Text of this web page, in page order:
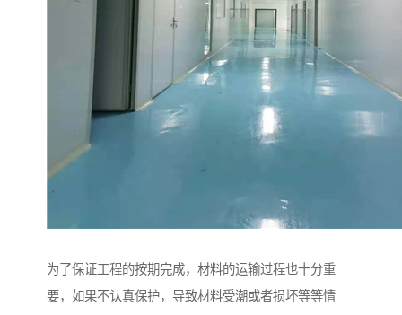
为了保证工程的按期完成，材料的运输过程也十分重
要，如果不认真保护，导致材料受潮或者损坏等等情